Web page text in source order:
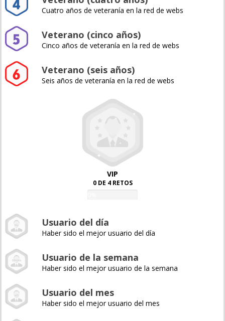
Cuatro años de veteranía en la red de webs
Veterano (cinco años)
Cinco años de veteranía en la red de webs
Veterano (seis años)
Seis años de veteranía en la red de webs
VIP
0 DE 4 RETOS
Usuario del día
Haber sido el mejor usuario del día
Usuario de la semana
Haber sido el mejor usuario de la semana
Usuario del mes
Haber sido el mejor usuario del mes